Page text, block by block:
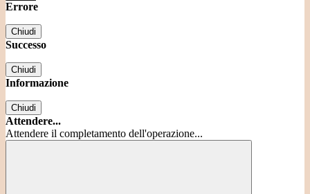
Errore
Chiudi
Successo
Chiudi
Informazione
Chiudi
Attendere...
Attendere il completamento dell'operazione...